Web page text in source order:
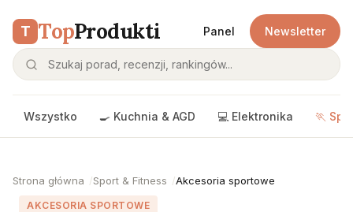
T TopProdukti Panel Newsletter
Wszystko 🍳 Kuchnia & AGD 💻 Elektronika 🏃
Strona główna Sport & Fitness Akcesoria sportowe
AKCESORIA SPORTOWE